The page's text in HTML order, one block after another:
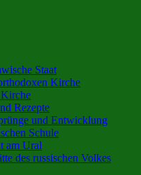
Staat
Kirche
Kirche
Rezepte
und Entwicklung
Schule
am Ural
des russischen Volkes